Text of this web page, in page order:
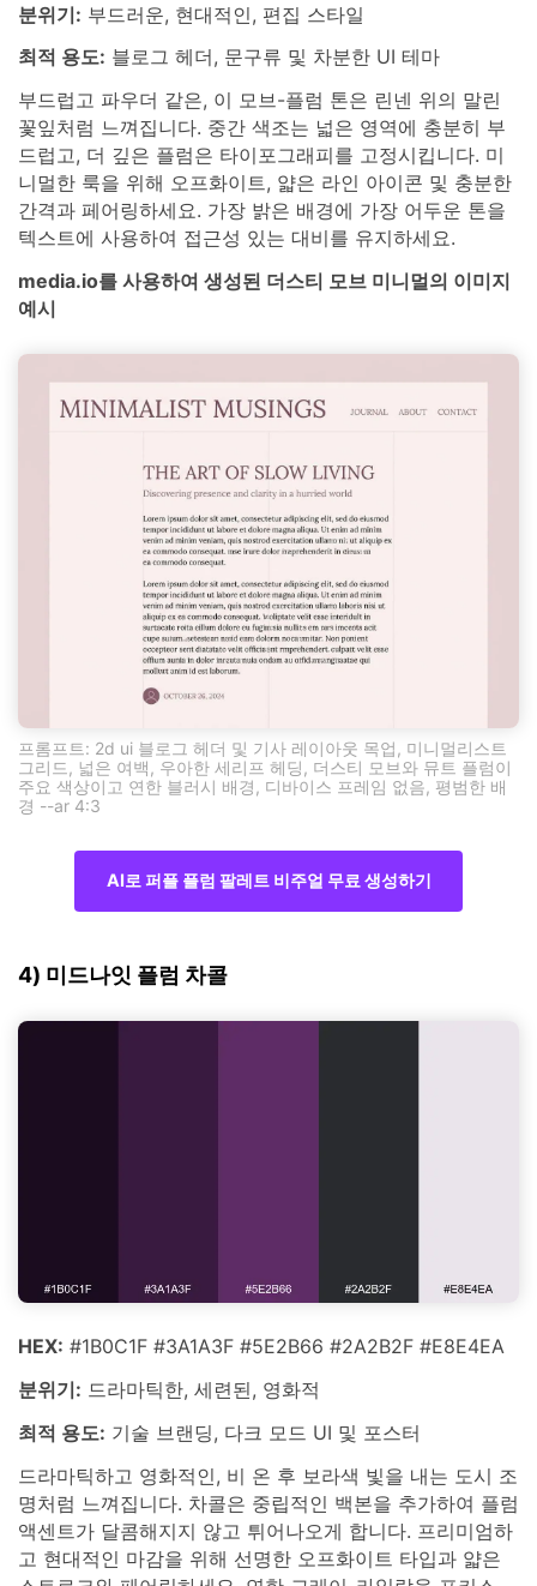
분위기: 부드러운, 현대적인, 편집 스타일
최적 용도: 블로그 헤더, 문구류 및 차분한 UI 테마
부드럽고 파우더 같은, 이 모브-플럼 톤은 린넨 위의 말린
꽃잎처럼 느껴집니다. 중간 색조는 넓은 영역에 충분히 부
드럽고, 더 깊은 플럼은 타이포그래피를 고정시킵니다. 미
니멀한 룩을 위해 오프화이트, 얇은 라인 아이콘 및 충분한
간격과 페어링하세요. 가장 밝은 배경에 가장 어두운 톤을
텍스트에 사용하여 접근성 있는 대비를 유지하세요.
media.io를 사용하여 생성된 더스티 모브 미니멀의 이미지
예시
프롬프트: 2d ui 블로그 헤더 및 기사 레이아웃 목업, 미니멀리스트
그리드, 넓은 여백, 우아한 세리프 헤딩, 더스티 모브와 뮤트 플럼이
주요 색상이고 연한 블러시 배경, 디바이스 프레임 없음, 평범한 배
경 --ar 4:3
AI로 퍼플 플럼 팔레트 비주얼 무료 생성하기
4) 미드나잇 플럼 차콜
HEX: #1B0C1F #3A1A3F #5E2B66 #2A2B2F #E8E4EA
분위기: 드라마틱한, 세련된, 영화적
최적 용도: 기술 브랜딩, 다크 모드 UI 및 포스터
드라마틱하고 영화적인, 비 온 후 보라색 빛을 내는 도시 조
명처럼 느껴집니다. 차콜은 중립적인 백본을 추가하여 플럼
액센트가 달콤해지지 않고 튀어나오게 합니다. 프리미엄하
고 현대적인 마감을 위해 선명한 오프화이트 타입과 얇은